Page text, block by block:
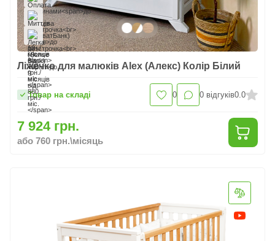
Ліжечко для малюків Alex (Алекс) Колір Білий
Товар на складі 0 0 відгуків0.0
7 924 грн.
або 760 грн.\місяць